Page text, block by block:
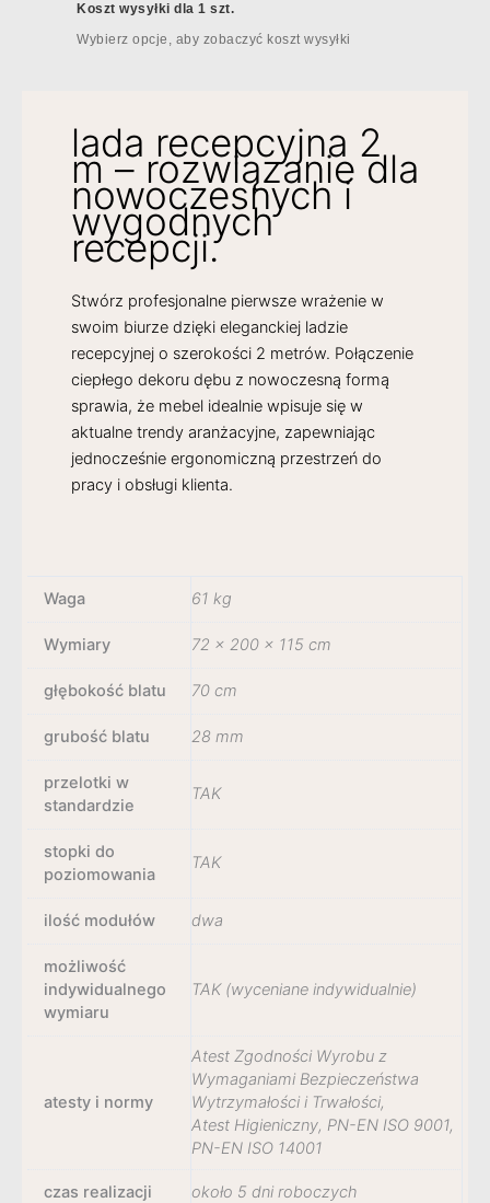
Koszt wysyłki dla 1 szt.
Wybierz opcje, aby zobaczyć koszt wysyłki
lada recepcyjna 2
m – rozwiązanie dla
nowoczesnych i
wygodnych
recepcji.
Stwórz profesjonalne pierwsze wrażenie w
swoim biurze dzięki eleganckiej ladzie
recepcyjnej o szerokości 2 metrów. Połączenie
ciepłego dekoru dębu z nowoczesną formą
sprawia, że mebel idealnie wpisuje się w
aktualne trendy aranżacyjne, zapewniając
jednocześnie ergonomiczną przestrzeń do
pracy i obsługi klienta.
Waga 61 kg
Wymiary 72 × 200 × 115 cm
głębokość blatu 70 cm
grubość blatu 28 mm
przelotki w
standardzie
TAK
stopki do
poziomowania
TAK
ilość modułów dwa
możliwość
indywidualnego
wymiaru
TAK (wyceniane indywidualnie)
atesty i normy
Atest Zgodności Wyrobu z
Wymaganiami Bezpieczeństwa
Wytrzymałości i Trwałości,
Atest Higieniczny, PN-EN ISO 9001,
PN-EN ISO 14001
czas realizacji około 5 dni roboczych